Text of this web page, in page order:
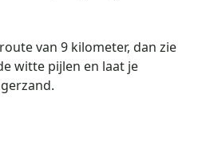
van 9 kilometer, dan zie
witte pijlen en laat je